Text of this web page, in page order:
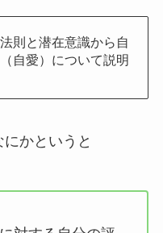
則と潜在意識から自
自愛）について説明
かというと